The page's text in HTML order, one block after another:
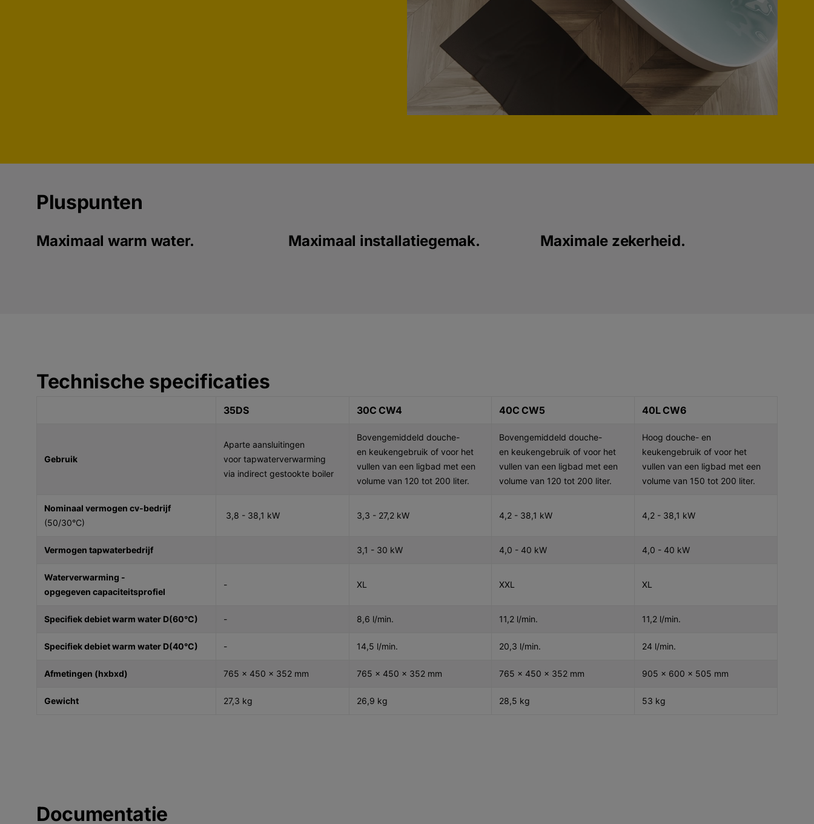
Pluspunten
Maximaal warm water. Maximaal installatiegemak. Maximale zekerheid.
Technische specificaties
35DS 30C CW4 40C CW5 40L CW6
Gebruik
Aparte aansluitingen
voor tapwaterverwarming
via indirect gestookte boiler
Bovengemiddeld douche-
en keukengebruik of voor het
vullen van een ligbad met een
volume van 120 tot 200 liter.
Bovengemiddeld douche-
en keukengebruik of voor het
vullen van een ligbad met een
volume van 120 tot 200 liter.
Hoog douche- en
keukengebruik of voor het
vullen van een ligbad met een
volume van 150 tot 200 liter.
Nominaal vermogen cv-bedrijf
(50/30°C)
3,8 - 38,1 kW 3,3 - 27,2 kW 4,2 - 38,1 kW 4,2 - 38,1 kW
Vermogen tapwaterbedrijf 3,1 - 30 kW 4,0 - 40 kW 4,0 - 40 kW
Waterverwarming -
opgegeven capaciteitsprofiel
- XL XXL XL
Specifiek debiet warm water D(60°C) - 8,6 l/min. 11,2 l/min. 11,2 l/min.
Specifiek debiet warm water D(40°C) - 14,5 l/min. 20,3 l/min. 24 l/min.
Afmetingen (hxbxd) 765 x 450 x 352 mm 765 x 450 x 352 mm 765 x 450 x 352 mm 905 x 600 x 505 mm
Gewicht 27,3 kg 26,9 kg 28,5 kg 53 kg
Documentatie